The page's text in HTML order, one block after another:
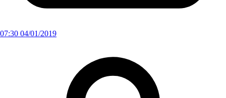
07:30 04/01/2019